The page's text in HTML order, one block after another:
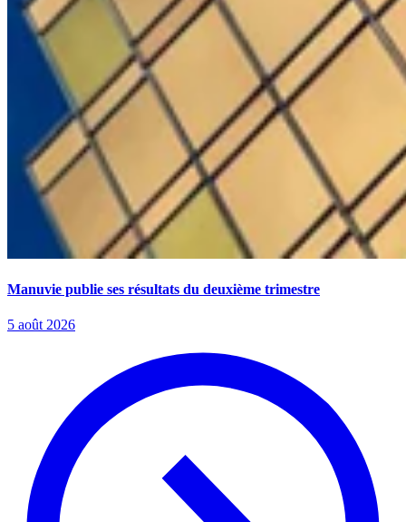
Manuvie publie ses résultats du deuxième trimestre
5 août 2026